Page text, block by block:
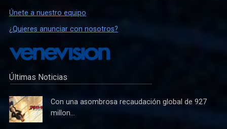
Únete a nuestro equipo
¿Quieres anunciar con nosotros?
Últimas Noticias
Con una asombrosa recaudación global de 927
millon...